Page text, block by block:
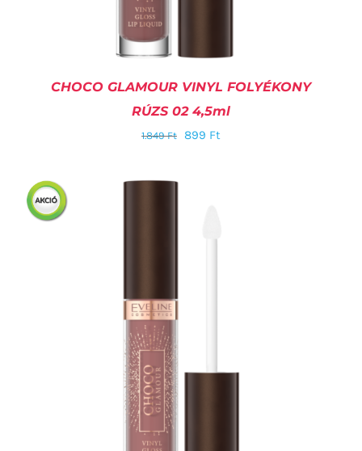
CHOCO GLAMOUR VINYL FOLYÉKONY
RÚZS 02 4,5ml
1.849Ft 899 Ft